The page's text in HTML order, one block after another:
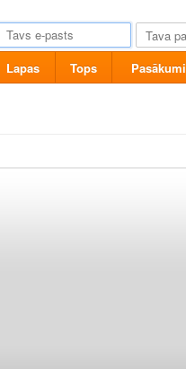
Lapas Tops Pasākumi